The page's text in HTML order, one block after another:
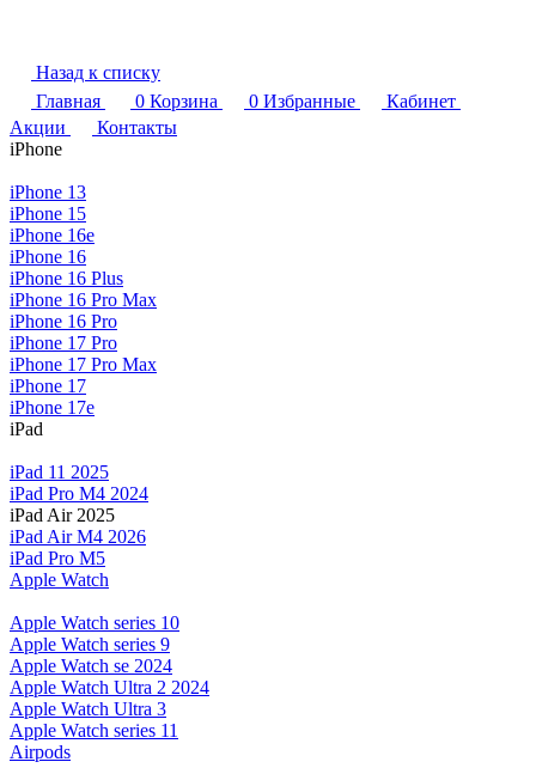
Назад к списку
Главная
0 Корзина 0 Избранные
Кабинет
Акции
Контакты
iPhone
iPhone 13
iPhone 15
iPhone 16e
iPhone 16
iPhone 16 Plus
iPhone 16 Pro Max
iPhone 16 Pro
iPhone 17 Pro
iPhone 17 Pro Max
iPhone 17
iPhone 17e
iPad
iPad 11 2025
iPad Pro M4 2024
iPad Air 2025
iPad Air M4 2026
iPad Pro M5
Apple Watch
Apple Watch series 10
Apple Watch series 9
Apple Watch se 2024
Apple Watch Ultra 2 2024
Apple Watch Ultra 3
Apple Watch series 11
Airpods